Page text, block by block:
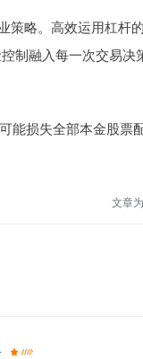
策略。高效运用杠杆
制融入每一次交易
能损失全部本金股票
文章